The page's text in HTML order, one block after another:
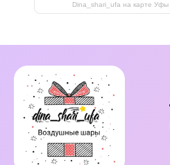
Dina_shari_ufa на карте